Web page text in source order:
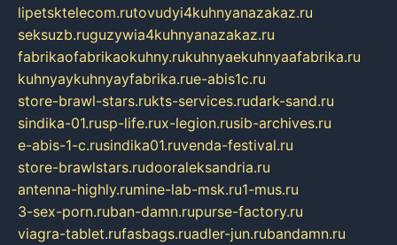
lipetsktelecom.rutovudyi4kuhnyanazakaz.ru
seksuzb.ruguzywia4kuhnyanazakaz.ru
fabrikaofabrikaokuhny.rukuhnyaekuhnyaafabrika.ru
kuhnyaykuhnyayfabrika.rue-abis1c.ru
store-brawl-stars.rukts-services.rudark-sand.ru
sindika-01.rusp-life.rux-legion.rusib-archives.ru
e-abis-1-c.rusindika01.ruvenda-festival.ru
store-brawlstars.rudooraleksandria.ru
antenna-highly.rumine-lab-msk.ru1-mus.ru
3-sex-porn.ruban-damn.rupurse-factory.ru
viagra-tablet.rufasbags.ruadler-jun.rubandamn.ru